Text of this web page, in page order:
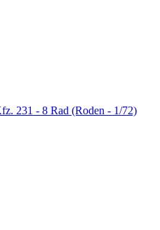
231 - 8 Rad (Roden - 1/72)